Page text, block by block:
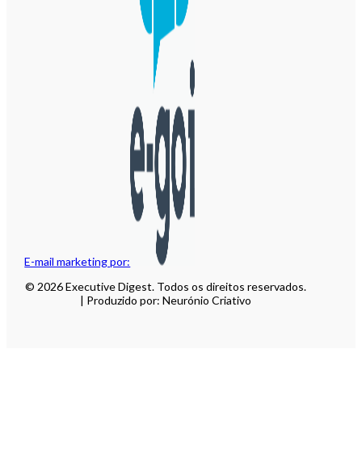
E-mail marketing por:
© 2026 Executive Digest. Todos os direitos reservados.
| Produzido por: Neurónio Criativo